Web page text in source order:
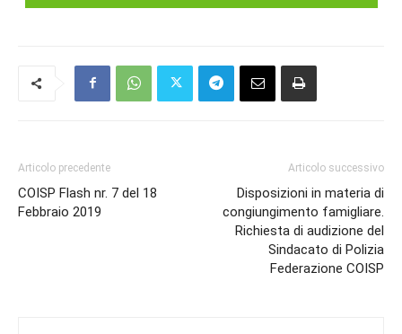
Articolo precedente
COISP Flash nr. 7 del 18
Febbraio 2019
Articolo successivo
Disposizioni in materia di
congiungimento famigliare.
Richiesta di audizione del
Sindacato di Polizia
Federazione COISP